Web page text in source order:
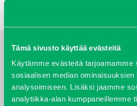
Tämä sivusto käyttää evästeitä
Käytämme evästeitä
sosiaalisen median
analysoimiseen. Lisäksi jaamme
analytiikka-alan kumppaneillemme
YHTEYSTIEDOT